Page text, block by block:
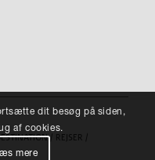
REJSER
dit besøg på siden,
af cookies.
mere